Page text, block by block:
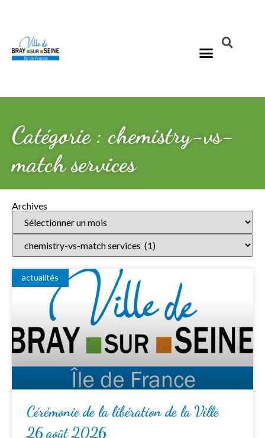
Catégorie : chemistry-vs-
match services
Archives
actualités
Cérémonie de la libération de la Ville
26 août 2026